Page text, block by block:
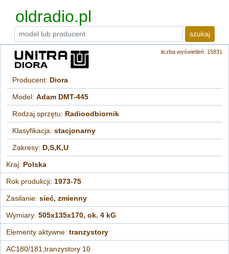
oldradio.pl
szukaj
liczba wyświetleń: 15831
Producent: Diora
Model:Adam DMT-445
Rodzaj sprzętu: Radioodbiornik
Klasyfikacja:stacjonarny
Zakresy: D,S,K,U
Kraj: Polska
Rok produkcji: 1973-75
Zasilanie:sieć, zmienny
Wymiary:505x135x170, ok. 4 kG
Elementy aktywne:tranzystory
AC180/181,tranzystory 10